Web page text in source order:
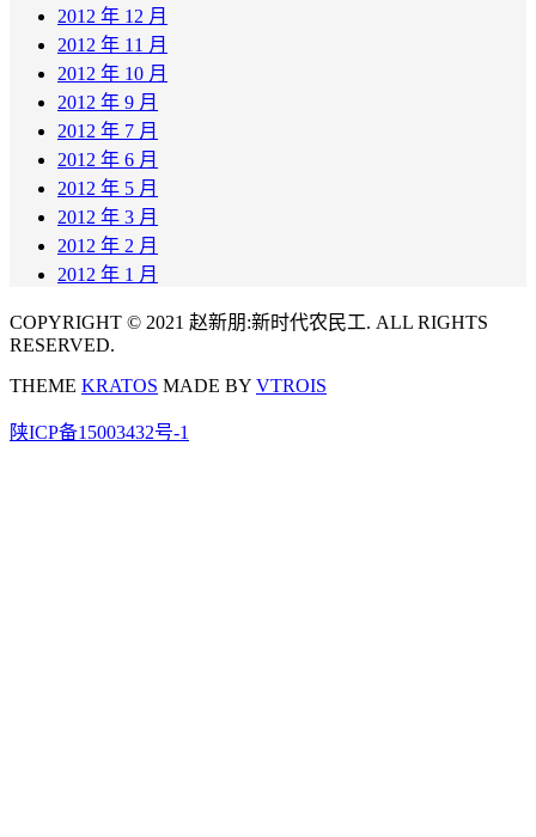
2012 年 12 月
2012 年 11 月
2012 年 10 月
2012 年 9 月
2012 年 7 月
2012 年 6 月
2012 年 5 月
2012 年 3 月
2012 年 2 月
2012 年 1 月
COPYRIGHT © 2021 赵新朋:新时代农民工. ALL RIGHTS
RESERVED.
THEME KRATOS MADE BY VTROIS
陕ICP备15003432号-1